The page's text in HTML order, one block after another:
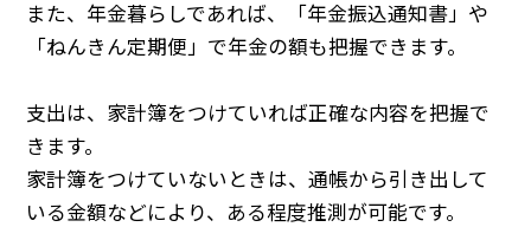
また、年金暮らしであれば、「年金振込通知書」や
「ねんきん定期便」で年金の額も把握できます。
支出は、家計簿をつけていれば正確な内容を把握で
きます。
家計簿をつけていないときは、通帳から引き出して
いる金額などにより、ある程度推測が可能です。